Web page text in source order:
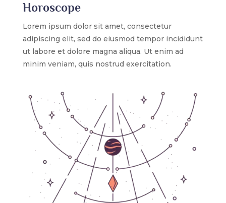
Horoscope
Lorem ipsum dolor sit amet, consectetur
adipiscing elit, sed do eiusmod tempor incididunt
ut labore et dolore magna aliqua. Ut enim ad
minim veniam, quis nostrud exercitation.